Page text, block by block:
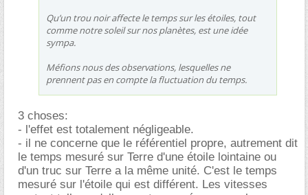
Qu’un trou noir affecte le temps sur les étoiles, tout
comme notre soleil sur nos planètes, est une idée
sympa.
Méfions nous des observations, lesquelles ne
prennent pas en compte la fluctuation du temps.
3 choses:
- l'effet est totalement négligeable.
- il ne concerne que le référentiel propre, autrement dit
le temps mesuré sur Terre d'une étoile lointaine ou
d'un truc sur Terre a la même unité. C'est le temps
mesuré sur l'étoile qui est différent. Les vitesses